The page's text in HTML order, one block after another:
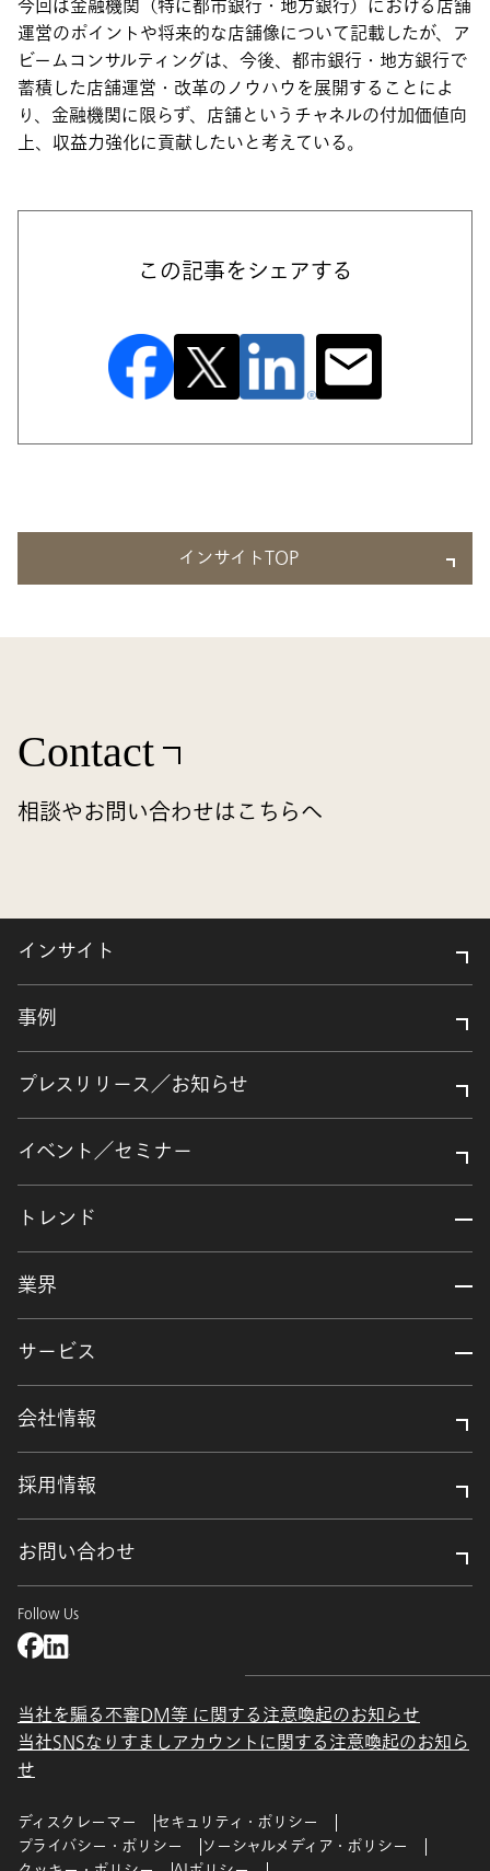
今回は金融機関（特に都市銀行・地方銀行）における店舗
運営のポイントや将来的な店舗像について記載したが、ア
ビームコンサルティングは、今後、都市銀行・地方銀行で
蓄積した店舗運営・改革のノウハウを展開することによ
り、金融機関に限らず、店舗というチャネルの付加価値向
上、収益力強化に貢献したいと考えている。
この記事をシェアする
インサイトTOP
Contact
相談やお問い合わせはこちらへ
インサイト
事例
プレスリリース／お知らせ
イベント／セミナー
トレンド
業界
サービス
会社情報
採用情報
お問い合わせ
Follow Us
当社を騙る不審DM等 に関する注意喚起のお知らせ
当社SNSなりすましアカウントに関する注意喚起のお知ら
せ
ディスクレーマー
セキュリティ・ポリシー
プライバシー・ポリシー
ソーシャルメディア・ポリシー